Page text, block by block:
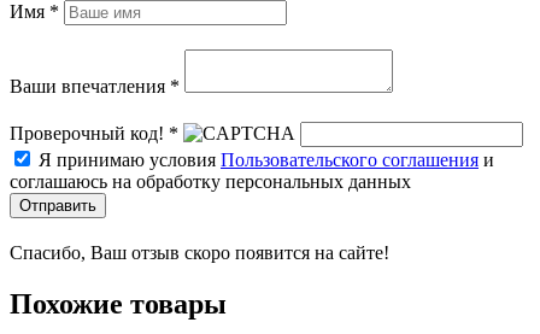
Имя *
Ваши впечатления *
Проверочный код! *
Я принимаю условия Пользовательского соглашения и
соглашаюсь на обработку персональных данных
Отправить
Спасибо, Ваш отзыв скоро появится на сайте!
Похожие товары